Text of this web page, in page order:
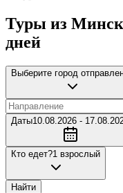
Туры из
дней
Выберите город
Даты10.08.2026 -
Кто едет?1 взрослый
Найти